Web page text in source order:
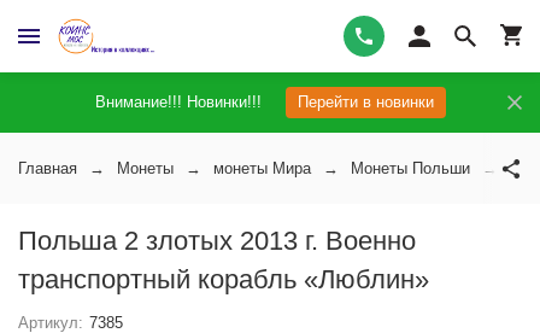
Внимание!!! Новинки!!! Перейти в новинки
Главная Монеты монеты Мира Монеты Польши
Польша 2 злотых 2013 г. Военно
транспортный корабль «Люблин»
Артикул: 7385